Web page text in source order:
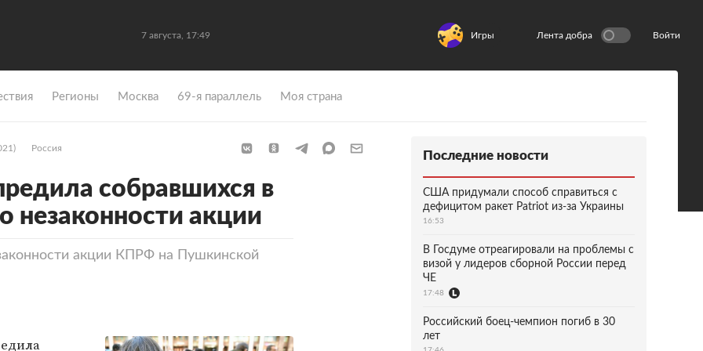
7 августа, 17:49 Игры Лента добра Войти
Регионы Москва 69-я параллель Моя страна
Россия
собравшихся в
незаконности акции
акции КПРФ на Пушкинской
Последние новости
США придумали способ справиться с
дефицитом ракет Patriot из-за Украины
16:53
В Госдуме отреагировали на проблемы с
визой у лидеров сборной России перед
ЧЕ
17:48
Российский боец-чемпион погиб в 30
лет